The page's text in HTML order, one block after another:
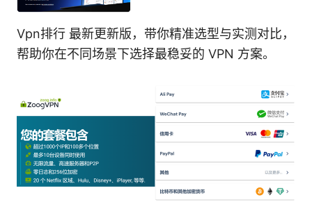
Vpn排行 最新更新版，带你精准选型与实测对比，
帮助你在不同场景下选择最稳妥的 VPN 方案。